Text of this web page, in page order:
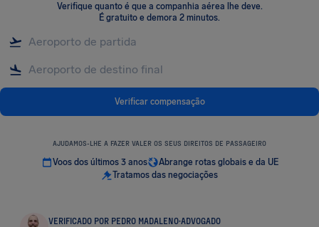
Verifique quanto é que a companhia aérea lhe deve.
É gratuito e demora 2 minutos.
Verificar compensação
AJUDAMOS-LHE A FAZER VALER OS SEUS DIREITOS DE PASSAGEIRO
Voos dos últimos 3 anos
Abrange rotas globais e da UE
Tratamos das negociações
VERIFICADO POR PEDRO MADALENO·ADVOGADO